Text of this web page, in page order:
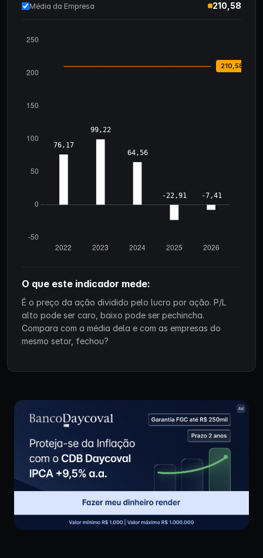
Média da Empresa 210,58
O que este indicador mede:
É o preço da ação dividido pelo lucro por ação. P/L
alto pode ser caro, baixo pode ser pechincha.
Compara com a média dela e com as empresas do
mesmo setor, fechou?